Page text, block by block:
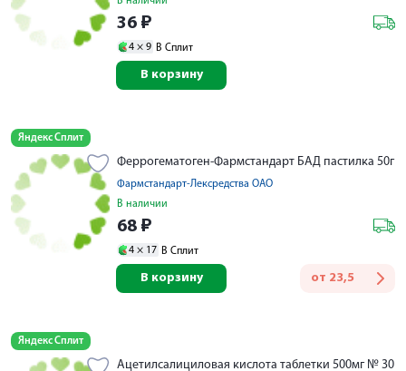
36 ₽
4 × 9 В Сплит
В корзину
Яндекс Сплит
Феррогематоген-Фармстандарт БАД пастилка 50г
Фармстандарт-Лексредства ОАО
В наличии
68 ₽
4 × 17 В Сплит
от 23,5
В корзину
Яндекс Сплит
Ацетилсалициловая кислота таблетки 500мг № 30